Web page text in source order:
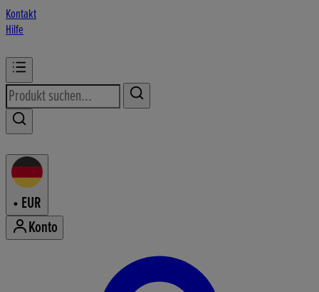
Kontakt
Hilfe
• EUR
Konto